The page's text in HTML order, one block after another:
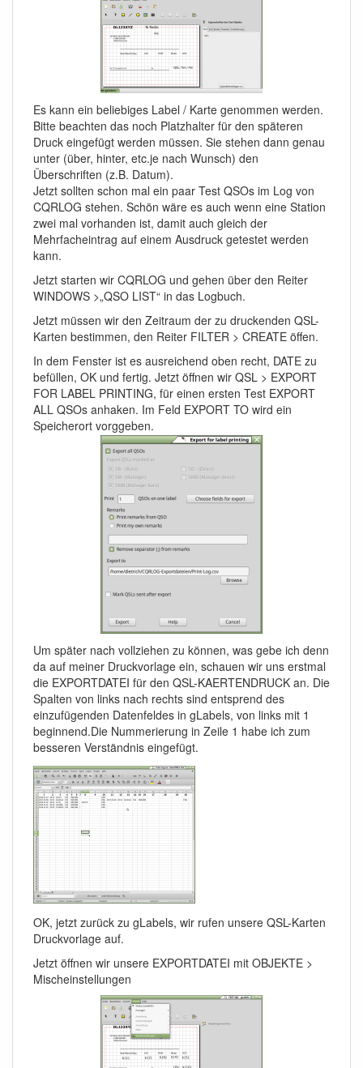
Es kann ein beliebiges Label / Karte genommen werden.
Bitte beachten das noch Platzhalter für den späteren
Druck eingefügt werden müssen. Sie stehen dann genau
unter (über, hinter, etc.je nach Wunsch) den
Überschriften (z.B. Datum).
Jetzt sollten schon mal ein paar Test QSOs im Log von
CQRLOG stehen. Schön wäre es auch wenn eine Station
zwei mal vorhanden ist, damit auch gleich der
Mehrfacheintrag auf einem Ausdruck getestet werden
kann.
Jetzt starten wir CQRLOG und gehen über den Reiter
WINDOWS >„QSO LIST“ in das Logbuch.
Jetzt müssen wir den Zeitraum der zu druckenden QSL-
Karten bestimmen, den Reiter FILTER > CREATE öffen.
In dem Fenster ist es ausreichend oben recht, DATE zu
befüllen, OK und fertig. Jetzt öffnen wir QSL > EXPORT
FOR LABEL PRINTING, für einen ersten Test EXPORT
ALL QSOs anhaken. Im Feld EXPORT TO wird ein
Speicherort vorggeben.
Um später nach vollziehen zu können, was gebe ich denn
da auf meiner Druckvorlage ein, schauen wir uns erstmal
die EXPORTDATEI für den QSL-KAERTENDRUCK an. Die
Spalten von links nach rechts sind entsprend des
einzufügenden Datenfeldes in gLabels, von links mit 1
beginnend.Die Nummerierung in Zeile 1 habe ich zum
besseren Verständnis eingefügt.
OK, jetzt zurück zu gLabels, wir rufen unsere QSL-Karten
Druckvorlage auf.
Jetzt öffnen wir unsere EXPORTDATEI mit OBJEKTE >
Mischeinstellungen